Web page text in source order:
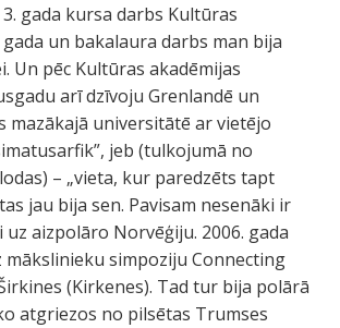
gada kursa darbs Kultūras
gada un bakalaura darbs man bija
Un pēc Kultūras akadēmijas
arī dzīvoju Grenlandē un
mazākajā universitātē ar vietējo
jeb (tulkojumā no
– „vieta, kur paredzēts tapt
jau bija sen. Pavisam nesenāki ir
uz aizpolāro Norvēģiju. 2006. gada
mākslinieku simpoziju Connecting
(Kirkenes). Tad tur bija polārā
atgriezos no pilsētas Trumses